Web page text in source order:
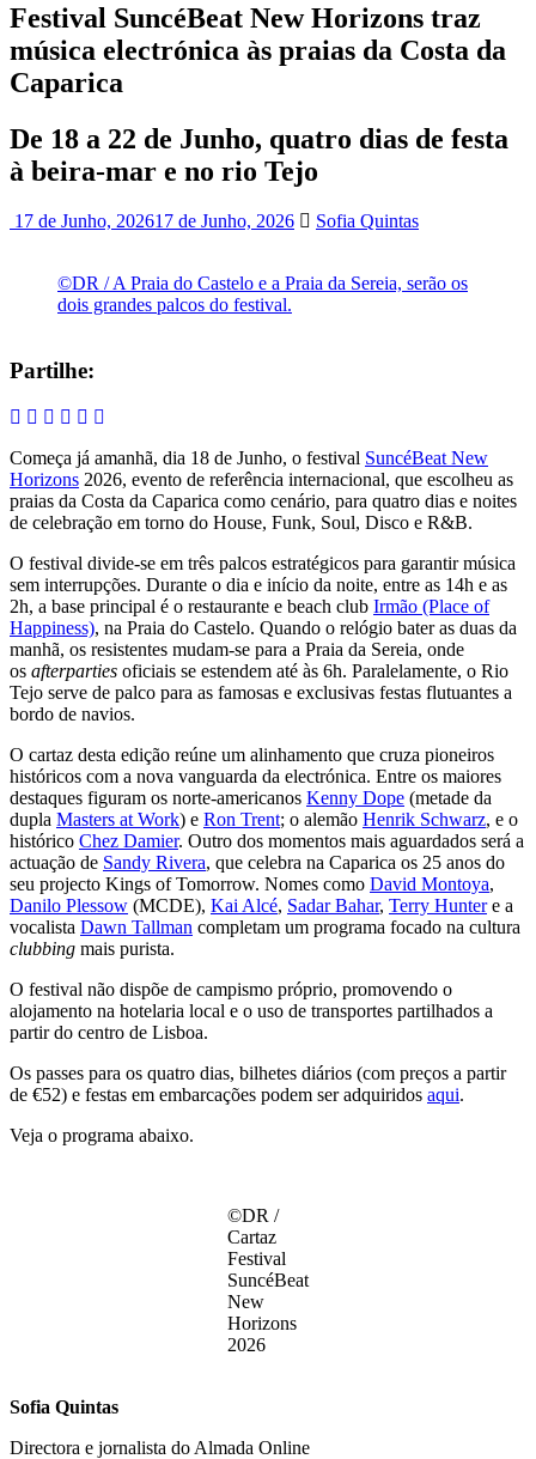
Festival SuncéBeat New Horizons traz
música electrónica às praias da Costa da
Caparica
De 18 a 22 de Junho, quatro dias de festa
à beira-mar e no rio Tejo
17 de Junho, 202617 de Junho, 2026 Sofia Quintas
©DR / A Praia do Castelo e a Praia da Sereia, serão os
dois grandes palcos do festival.
Partilhe:
Começa já amanhã, dia 18 de Junho, o festival SuncéBeat New
Horizons 2026, evento de referência internacional, que escolheu as
praias da Costa da Caparica como cenário, para quatro dias e noites
de celebração em torno do House, Funk, Soul, Disco e R&B.
O festival divide-se em três palcos estratégicos para garantir música
sem interrupções. Durante o dia e início da noite, entre as 14h e as
2h, a base principal é o restaurante e beach club Irmão (Place of
Happiness), na Praia do Castelo. Quando o relógio bater as duas da
manhã, os resistentes mudam-se para a Praia da Sereia, onde
os afterparties oficiais se estendem até às 6h. Paralelamente, o Rio
Tejo serve de palco para as famosas e exclusivas festas flutuantes a
bordo de navios.
O cartaz desta edição reúne um alinhamento que cruza pioneiros
históricos com a nova vanguarda da electrónica. Entre os maiores
destaques figuram os norte-americanos Kenny Dope (metade da
dupla Masters at Work) e Ron Trent; o alemão Henrik Schwarz, e o
histórico Chez Damier. Outro dos momentos mais aguardados será a
actuação de Sandy Rivera, que celebra na Caparica os 25 anos do
seu projecto Kings of Tomorrow. Nomes como David Montoya,
Danilo Plessow (MCDE), Kai Alcé, Sadar Bahar, Terry Huntere a
vocalista Dawn Tallman completam um programa focado na cultura
clubbing mais purista.
O festival não dispõe de campismo próprio, promovendo o
alojamento na hotelaria local e o uso de transportes partilhados a
partir do centro de Lisboa.
Os passes para os quatro dias, bilhetes diários (com preços a partir
de €52) e festas em embarcações podem ser adquiridos aqui.
Veja o programa abaixo.
©DR /
Cartaz
Festival
SuncéBeat
New
Horizons
2026
Sofia Quintas
Directora e jornalista do Almada Online